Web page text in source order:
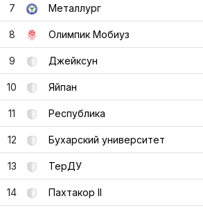
7 Металлург
8 Олимпик Мобиуз
9 Джейксун
10 Яйпан
11 Республика
12 Бухарский университет
13 ТерДУ
14 Пахтакор II